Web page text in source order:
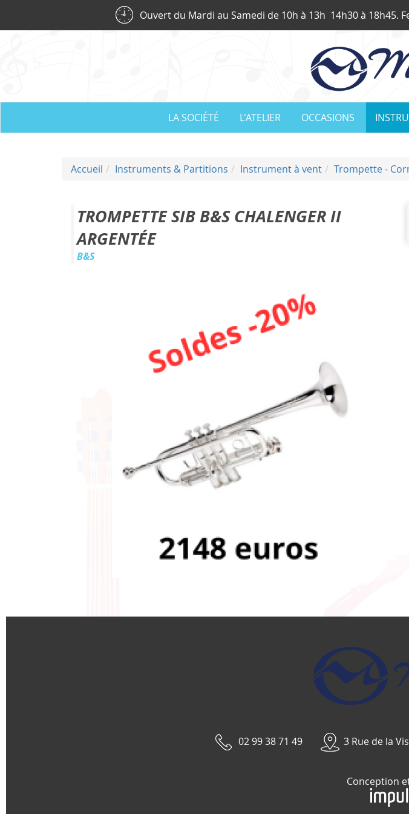
Ouvert du Mardi au Samedi de 10h à 13h 14h30 à 18h45.
LA SOCIÉTÉ L'ATELIER OCCASIONS
Accueil Instruments & Partitions Instrument à vent Trompette -
TROMPETTE SIB B&S CHALENGER II
ARGENTÉE
B&S
02 99 38 71 49 3 Rue de la
Conception
Panneau de gestion des cookies